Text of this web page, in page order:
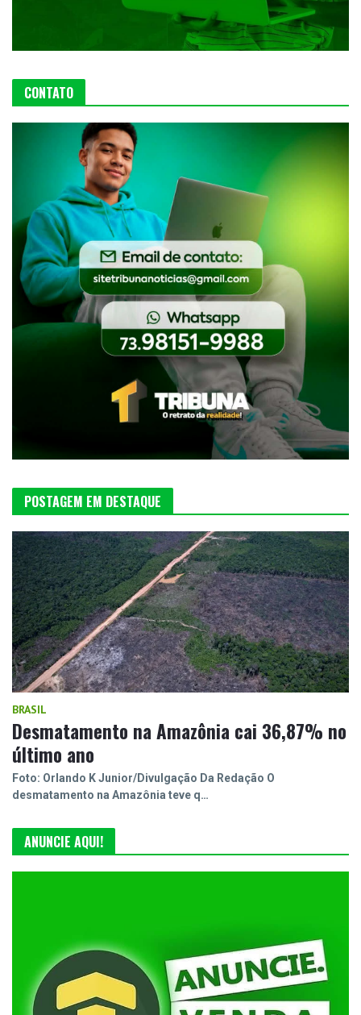
CONTATO
POSTAGEM EM DESTAQUE
BRASIL
Desmatamento na Amazônia cai 36,87% no
último ano
Foto: Orlando K Junior/Divulgação Da Redação O
desmatamento na Amazônia teve q…
ANUNCIE AQUI!